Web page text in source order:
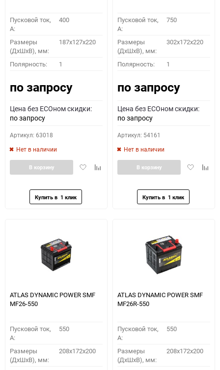
Пусковой ток,
A:
400
Размеры
(ДхШхВ), мм:
187x127x220
Полярность: 1
по запросу
Цена без ECOном скидки:
по запросу
Артикул: 63018
Нет в наличии
ДобавитьДобавить
В корзину
Пусковой ток,
A:
750
Размеры
(ДхШхВ), мм:
302x172x220
Полярность: 1
по запросу
Цена без ECOном скидки:
по запросу
Артикул: 54161
Нет в наличии
Добавить
В корзину
ATLAS DYNAMIC POWER SMF
MF26-550
Пусковой ток,
A:
550
Размеры
(ДхШхВ), мм:
208x172x200
ATLAS DYNAMIC POWER SMF
MF26R-550
Пусковой ток,
A:
550
Размеры
(ДхШхВ), мм:
208x172x200